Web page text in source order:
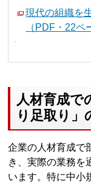
現代の組織を
（PDF・22ペ
人材育成で
り足取り」
企業の人材育成で
き、実際の業務を
います。特に中小